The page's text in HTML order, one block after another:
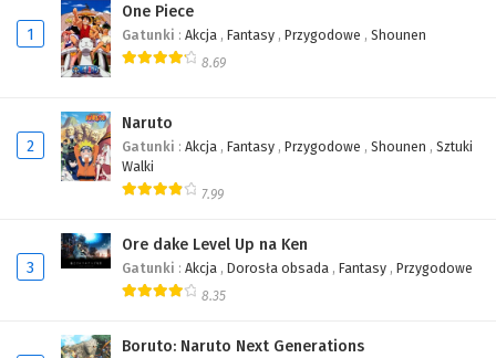
1
One Piece
Gatunki : Akcja , Fantasy , Przygodowe , Shounen
8.69
2
Naruto
Gatunki : Akcja , Fantasy , Przygodowe , Shounen , Sztuki
Walki
7.99
3
Ore dake Level Up na Ken
Gatunki : Akcja , Dorosła obsada , Fantasy , Przygodowe
8.35
Boruto: Naruto Next Generations